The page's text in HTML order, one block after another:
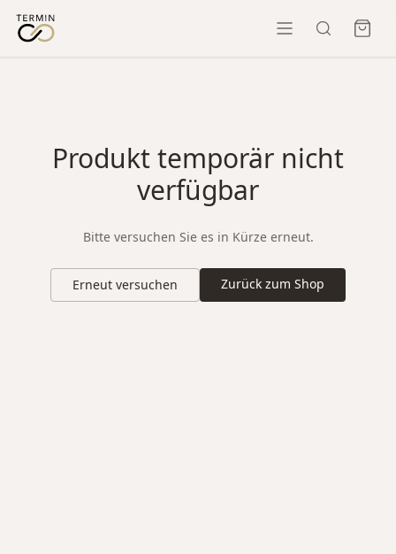
Produkt temporär nicht
verfügbar
Bitte versuchen Sie es in Kürze erneut.
Erneut versuchen Zurück zum Shop